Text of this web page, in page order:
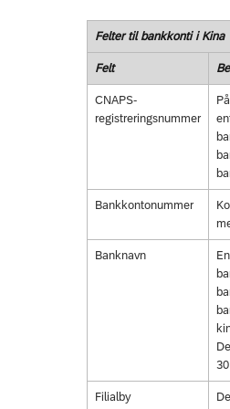
Felter til bankkonti i Kina
Felt
CNAPS-
registreringsnummer
Bankkontonummer
Banknavn
Filialby